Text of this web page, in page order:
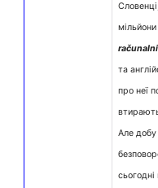
та
про неї
Але добу